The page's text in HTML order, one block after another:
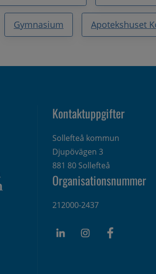
Gymnasium Apotekshuset
Kontaktuppgifter
Sollefteå kommun
Djupövägen 3
881 80 Sollefteå
Organisationsnummer
212000-2437